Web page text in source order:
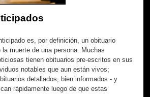
es, por definición, un obituario
muerte de una persona. Muchas
tienen obituarios pre-escritos en sus
notables que aun están vivos;
detallados, bien informados - y
rápidamente luego de que estas